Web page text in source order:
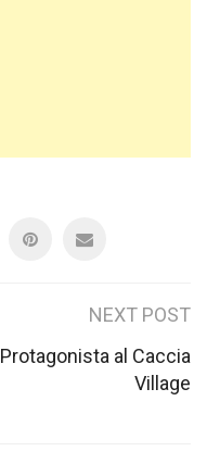
NEXT POST
Protagonista al Caccia
Village